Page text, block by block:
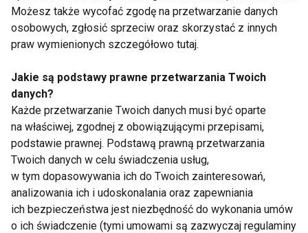
stretching w Dzielnicy
Wisła
Dlaczego pracownicy
oczekują dziś czegoś
więcej niż karty
sportowej?
Aktywne lato w
Ogrodach Ulricha.
Bezpłatne zajęcia
sportowe dla
mieszkańców
Warszawy
Klub fitness „po
drodze” to przyszłość
branży. Dlaczego
lokalizacja stała się
ważniejsza niż cena
karnetu?
Możesz także wycofać zgodę na przetwarzanie danych
osobowych, zgłosić sprzeciw oraz skorzystać z innych
praw wymienionych szczegółowo tutaj.
Jakie są podstawy prawne przetwarzania Twoich
danych?
Każde przetwarzanie Twoich danych musi być oparte
na właściwej, zgodnej z obowiązującymi przepisami,
podstawie prawnej. Podstawą prawną przetwarzania
Twoich danych w celu świadczenia usług,
w tym dopasowywania ich do Twoich zainteresowań,
analizowania ich i udoskonalania oraz zapewniania
ich bezpieczeństwa jest niezbędność do wykonania umów
o ich świadczenie (tymi umowami są zazwyczaj regulaminy